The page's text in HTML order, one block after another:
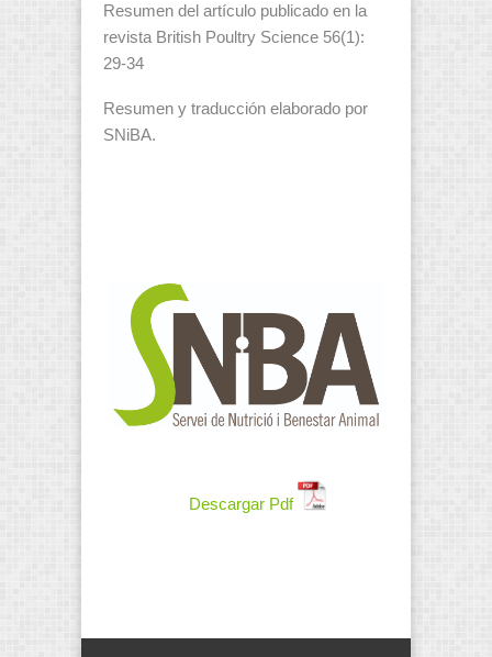
Resumen del artículo publicado en la
revista British Poultry Science 56(1):
29-34
Resumen y traducción elaborado por
SNiBA.
Descargar Pdf